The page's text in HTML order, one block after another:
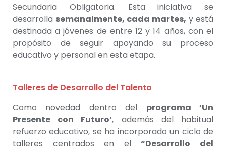
Secundaria Obligatoria. Esta iniciativa se
desarrolla semanalmente, cada martes, y está
destinada a jóvenes de entre 12 y 14 años, con el
propósito de seguir apoyando su proceso
educativo y personal en esta etapa.
Talleres de Desarrollo del Talento
Como novedad dentro del programa ‘Un
Presente con Futuro’, además del habitual
refuerzo educativo, se ha incorporado un ciclo de
talleres centrados en el“Desarrollo del